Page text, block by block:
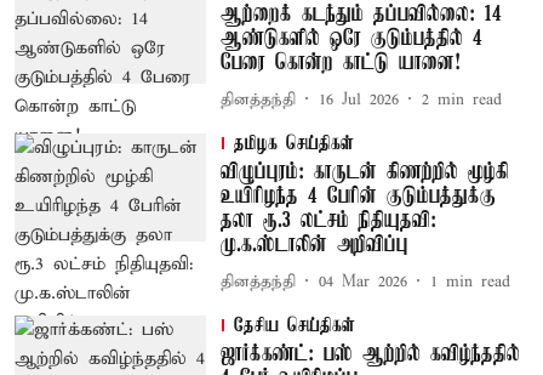
ஆற்றைக் கடந்தும் தப்பவில்லை: 14
ஆண்டுகளில் ஒரே குடும்பத்தில் 4
பேரை கொன்ற காட்டு யானை!
தினத்தந்தி 16 Jul 2026 2 min read
தமிழக செய்திகள்
விழுப்புரம்: காருடன் கிணற்றில் மூழ்கி
உயிரிழந்த 4 பேரின் குடும்பத்துக்கு
தலா ரூ.3 லட்சம் நிதியுதவி:
மு.க.ஸ்டாலின் அறிவிப்பு
தினத்தந்தி 04 Mar 2026 1 min read
தேசிய செய்திகள்
ஜார்க்கண்ட்: பஸ் ஆற்றில் கவிழ்ந்ததில்